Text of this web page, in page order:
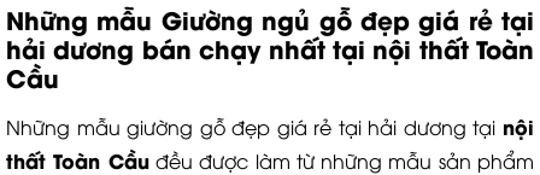
Những mẫu Giường ngủ gỗ đẹp giá rẻ tại
hải dương bán chạy nhất tại nội thất Toàn
Cầu
Những mẫu giường gỗ đẹp giá rẻ tại hải dương tại nội
thất Toàn Cầuđều được làm từ những mẫu sản phẩm